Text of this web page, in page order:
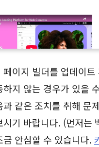
페이지 빌더를 업데이
하지 않는 경우가 있을
과 같은 조치를 취해 문
기 바랍니다. (먼저는
금 안심할 수 있습니다.